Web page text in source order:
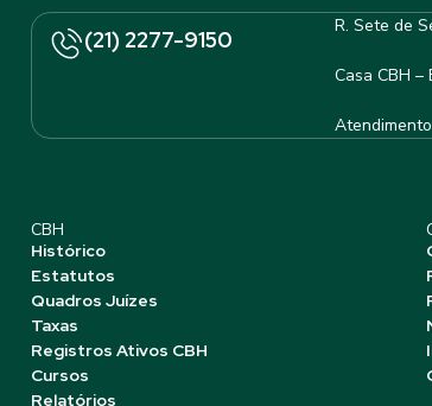
(21) 2277-9150
R. Sete de
Casa CBH
CBH
Histórico
Estatutos
Quadros Juízes
Taxas
Registros Ativos CBH
Cursos
Relatórios